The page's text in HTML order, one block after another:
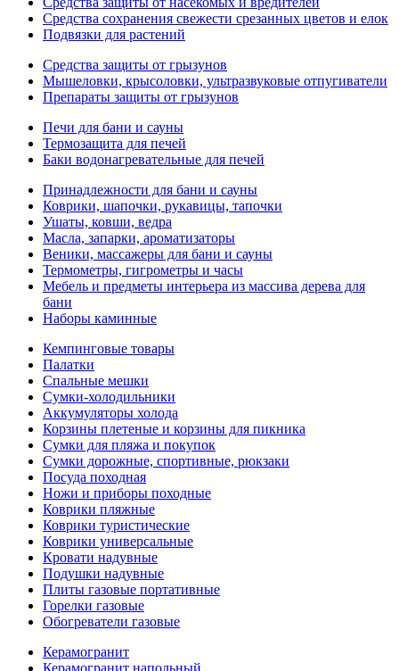
Средства сохранения свежести срезанных цветов и елок
Подвязки для растений
Средства защиты от грызунов
Мышеловки, крысоловки, ультразвуковые отпугиватели
Препараты защиты от грызунов
Печи для бани и сауны
Термозащита для печей
Баки водонагревательные для печей
Принадлежности для бани и сауны
Коврики, шапочки, рукавицы, тапочки
Ушаты, ковши, ведра
Масла, запарки, ароматизаторы
Веники, массажеры для бани и сауны
Термометры, гигрометры и часы
Мебель и предметы интерьера из массива дерева для
бани
Наборы каминные
Кемпинговые товары
Палатки
Спальные мешки
Сумки-холодильники
Аккумуляторы холода
Корзины плетеные и корзины для пикника
Сумки для пляжа и покупок
Сумки дорожные, спортивные, рюкзаки
Посуда походная
Ножи и приборы походные
Коврики пляжные
Коврики туристические
Коврики универсальные
Кровати надувные
Подушки надувные
Плиты газовые портативные
Горелки газовые
Обогреватели газовые
Керамогранит
Керамогранит напольный